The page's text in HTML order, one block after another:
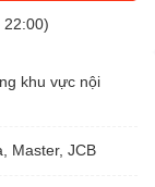
khu vực nội
Master, JCB